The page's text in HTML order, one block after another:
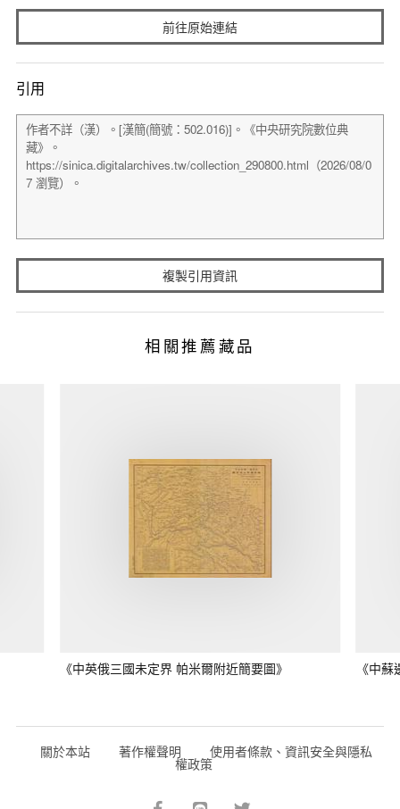
前往原始連結
引用
複製引用資訊
相關推薦藏品
《中英俄三國未定界 帕米爾附近簡要圖》 《中
關於本站 著作權聲明 使用者條款、資訊安全與隱私
權政策